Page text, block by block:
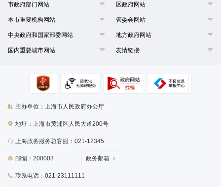
市政府部门网站 区政府网站
本市重要机构网站 管委会网站
中央政府和国家部委网站 地方政府网站
国内重要城市网站 友情链接
主办单位：上海市人民政府办公厅
地址：上海市黄浦区人民大道200号
上海政务服务总客服：021-12345
邮编：200003
联系电话：021-23111111
政务邮箱